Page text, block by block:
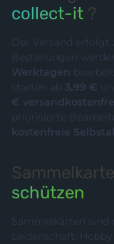
collect-it ?
Der Versand erfolgt
Bestellungen
Werktagen
starten ab 3,99 €
€
priorisierte
kostenfreie
schützen
Sammelkarten sind
Leidenschaft,